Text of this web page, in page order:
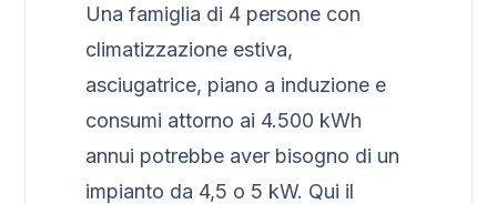
Una famiglia di 4 persone con
climatizzazione estiva,
asciugatrice, piano a induzione e
consumi attorno ai 4.500 kWh
annui potrebbe aver bisogno di un
impianto da 4,5 o 5 kW. Qui il